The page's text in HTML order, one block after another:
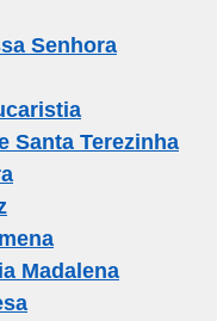
Senhora
Santa Terezinha
Madalena